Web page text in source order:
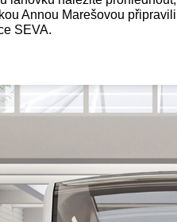
Annou Marešovou připravili
SEVA.